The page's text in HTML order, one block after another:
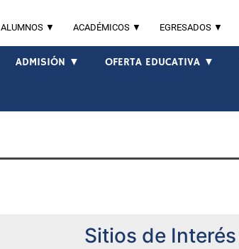
EGRESADOS ▼
ACADÉMICOS ▼
ALUMNOS ▼
ADMISIÓN ▼ OFERTA EDUCATIVA ▼
Sitios de Interés